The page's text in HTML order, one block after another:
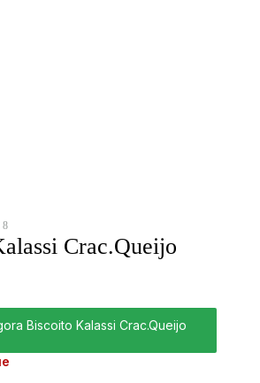
Crac.Queijo
Biscoito Kalassi Crac.Queijo